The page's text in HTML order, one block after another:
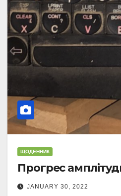
ЩОДЕННИК
Прогрес
JANUARY 30, 2022